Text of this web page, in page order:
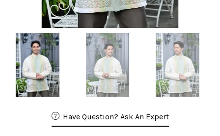
Have Question? Ask An Expert